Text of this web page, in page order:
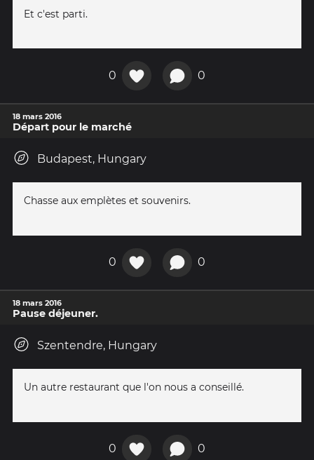
Et c'est parti.
0 0
18 mars 2016
Départ pour le marché
Budapest, Hungary
Chasse aux emplètes et souvenirs.
0 0
18 mars 2016
Pause déjeuner.
Szentendre, Hungary
Un autre restaurant que l'on nous a conseillé.
0 0